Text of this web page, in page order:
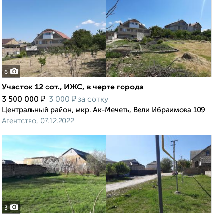
6
Участок 12 сот., ИЖС, в черте города
3 500 000 ₽ 3 000 ₽ за сотку
Центральный район, мкр. Ак-Мечеть, Вели Ибраимова 109
Агентство, 07.12.2022
3